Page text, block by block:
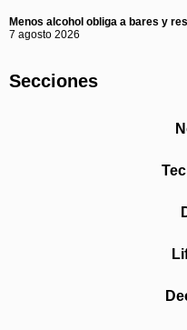
Menos alcohol obliga a bares y
7 agosto 2026
Secciones